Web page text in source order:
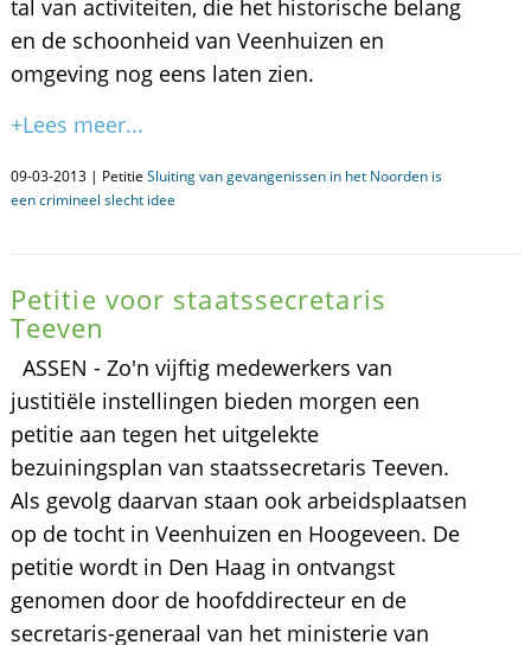
tal van activiteiten, die het historische belang
en de schoonheid van Veenhuizen en
omgeving nog eens laten zien.
+Lees meer...
09-03-2013 | Petitie Sluiting van gevangenissen in het Noorden is
een crimineel slecht idee
Petitie voor staatssecretaris
Teeven
ASSEN - Zo'n vijftig medewerkers van
justitiële instellingen bieden morgen een
petitie aan tegen het uitgelekte
bezuiningsplan van staatssecretaris Teeven.
Als gevolg daarvan staan ook arbeidsplaatsen
op de tocht in Veenhuizen en Hoogeveen. De
petitie wordt in Den Haag in ontvangst
genomen door de hoofddirecteur en de
secretaris-generaal van het ministerie van